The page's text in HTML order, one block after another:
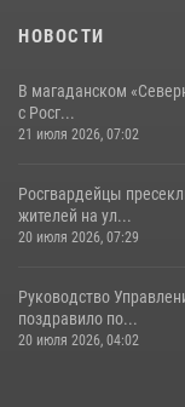
НОВОСТИ
В магаданском
с Росг...
21 июля 2026, 07:02
Росгвардейцы
жителей на ул...
20 июля 2026, 07:29
Руководство
поздравило по...
20 июля 2026, 04:02